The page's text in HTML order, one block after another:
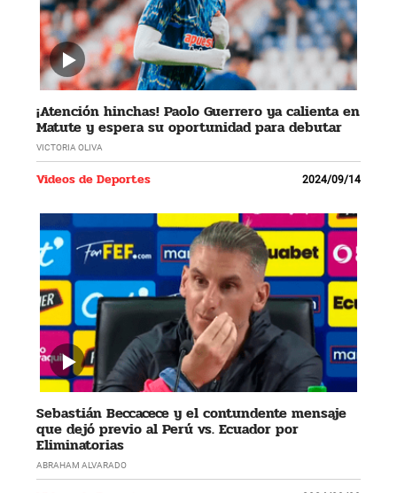
¡Atención hinchas! Paolo Guerrero ya calienta en
Matute y espera su oportunidad para debutar
VICTORIA OLIVA
Videos de Deportes 2024/09/14
Sebastián Beccacece y el contundente mensaje
que dejó previo al Perú vs. Ecuador por
Eliminatorias
ABRAHAM ALVARADO